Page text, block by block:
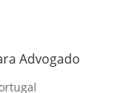
Advogado